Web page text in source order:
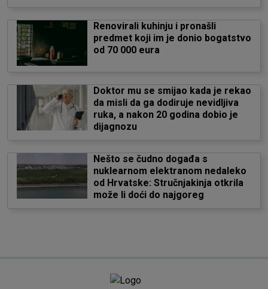
Renovirali kuhinju i pronašli
predmet koji im je donio bogatstvo
od 70 000 eura
Doktor mu se smijao kada je rekao
da misli da ga dodiruje nevidljiva
ruka, a nakon 20 godina dobio je
dijagnozu
Nešto se čudno događa s
nuklearnom elektranom nedaleko
od Hrvatske: Stručnjakinja otkrila
može li doći do najgoreg